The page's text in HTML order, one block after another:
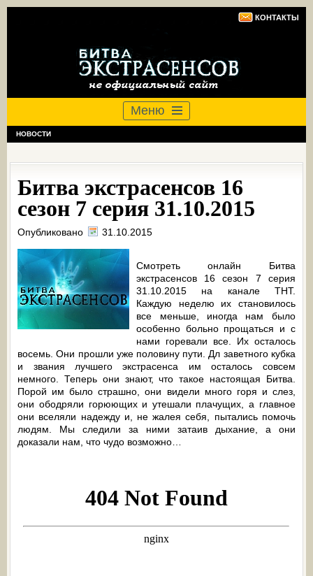
КОНТАКТЫ
Меню
НОВОСТИ
Битва экстрасенсов 16
сезон 7 серия 31.10.2015
Опубликовано 31.10.2015
Смотреть онлайн Битва
экстрасенсов 16 сезон 7 серия
31.10.2015 на канале ТНТ.
Каждую неделю их становилось
все меньше, иногда нам было
особенно больно прощаться и с
нами горевали все. Их осталось
восемь. Они прошли уже половину пути. Дл заветного кубка
и звания лучшего экстрасенса им осталось совсем
немного. Теперь они знают, что такое настоящая Битва.
Порой им было страшно, они видели много горя и слез,
они ободряли горюющих и утешали плачущих, а главное
они вселяли надежду и, не жалея себя, пытались помочь
людям. Мы следили за ними затаив дыхание, а они
доказали нам, что чудо возможно…